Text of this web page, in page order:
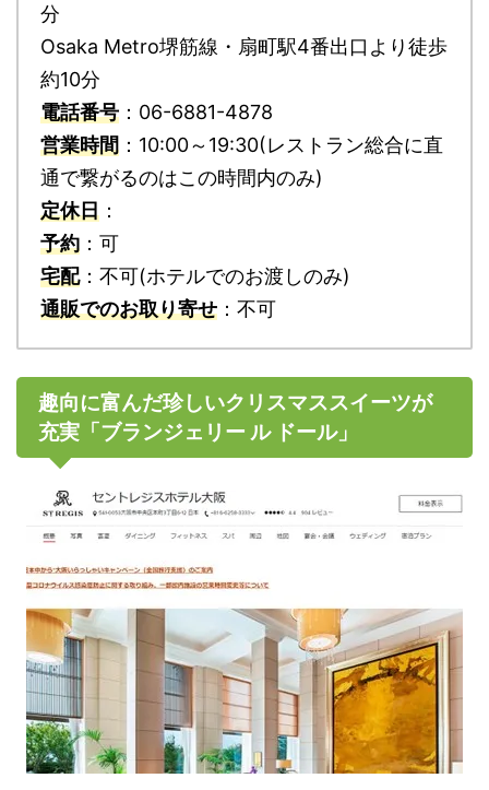
分
Osaka Metro堺筋線・扇町駅4番出口より徒歩
約10分
電話番号 ：06-6881-4878
営業時間 ：10:00～19:30(レストラン総合に直
通で繋がるのはこの時間内のみ)
定休日 ：
予約 ：可
宅配：不可(ホテルでのお渡しのみ)
通販でのお取り寄せ ：不可
趣向に富んだ珍しいクリスマススイーツが
充実「ブランジェリー ル ドール」